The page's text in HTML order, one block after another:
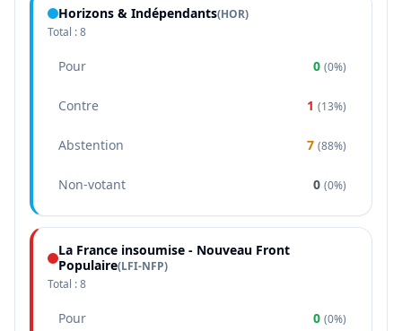
Horizons & Indépendants(HOR)
Total :8
Pour 0 (0%)
Contre 1 (13%)
Abstention 7 (88%)
Non-votant 0 (0%)
La France insoumise - Nouveau Front
Populaire(LFI-NFP)
Total :8
Pour 0 (0%)